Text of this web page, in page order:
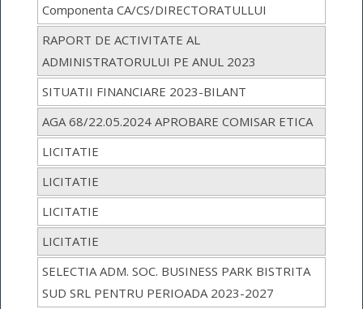
Componenta CA/CS/DIRECTORATULLUI
RAPORT DE ACTIVITATE AL
ADMINISTRATORULUI PE ANUL 2023
SITUATII FINANCIARE 2023-BILANT
AGA 68/22.05.2024 APROBARE COMISAR ETICA
LICITATIE
LICITATIE
LICITATIE
LICITATIE
SELECTIA ADM. SOC. BUSINESS PARK BISTRITA
SUD SRL PENTRU PERIOADA 2023-2027